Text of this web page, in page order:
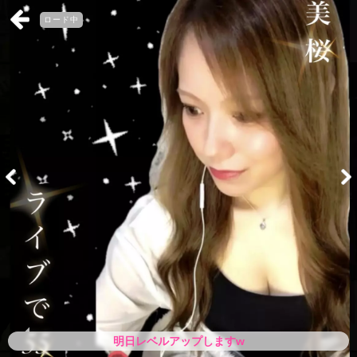
ロード中
明日レベルアップしますw